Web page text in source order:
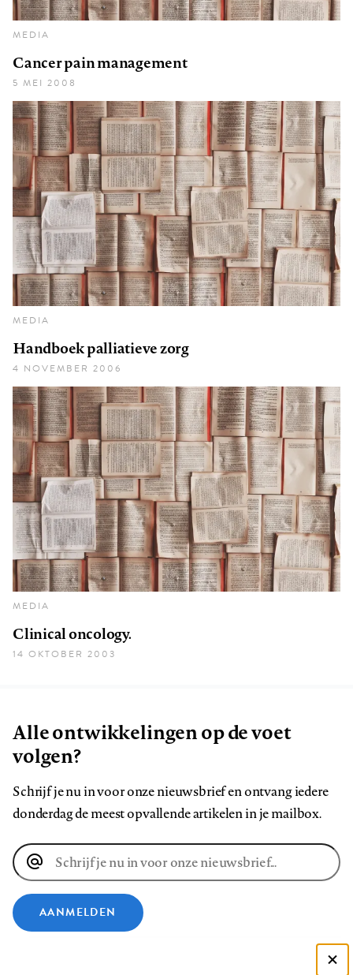
MEDIA
Cancer pain management
5 MEI 2008
MEDIA
Handboek palliatieve zorg
4 NOVEMBER 2006
MEDIA
Clinical oncology.
14 OKTOBER 2003
Alle ontwikkelingen op de voet
volgen?
Schrijf je nu in voor onze nieuwsbrief en ontvang iedere
donderdag de meest opvallende artikelen in je mailbox.
E-
mailadres
AANMELDEN